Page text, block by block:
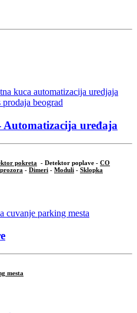
Automatizacija uređaja
pokreta - Detektor poplave - CO
- Dimeri - Moduli - Sklopka
mesta